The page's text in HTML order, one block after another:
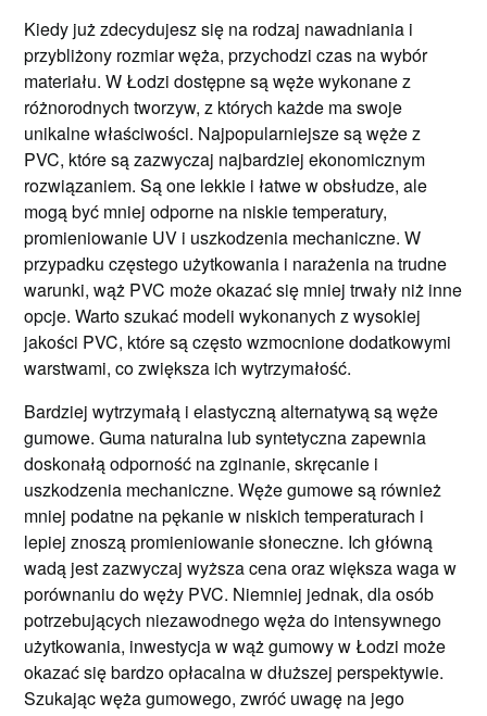
Kiedy już zdecydujesz się na rodzaj nawadniania i
przybliżony rozmiar węża, przychodzi czas na wybór
materiału. W Łodzi dostępne są węże wykonane z
różnorodnych tworzyw, z których każde ma swoje
unikalne właściwości. Najpopularniejsze są węże z
PVC, które są zazwyczaj najbardziej ekonomicznym
rozwiązaniem. Są one lekkie i łatwe w obsłudze, ale
mogą być mniej odporne na niskie temperatury,
promieniowanie UV i uszkodzenia mechaniczne. W
przypadku częstego użytkowania i narażenia na trudne
warunki, wąż PVC może okazać się mniej trwały niż inne
opcje. Warto szukać modeli wykonanych z wysokiej
jakości PVC, które są często wzmocnione dodatkowymi
warstwami, co zwiększa ich wytrzymałość.
Bardziej wytrzymałą i elastyczną alternatywą są węże
gumowe. Guma naturalna lub syntetyczna zapewnia
doskonałą odporność na zginanie, skręcanie i
uszkodzenia mechaniczne. Węże gumowe są również
mniej podatne na pękanie w niskich temperaturach i
lepiej znoszą promieniowanie słoneczne. Ich główną
wadą jest zazwyczaj wyższa cena oraz większa waga w
porównaniu do węży PVC. Niemniej jednak, dla osób
potrzebujących niezawodnego węża do intensywnego
użytkowania, inwestycja w wąż gumowy w Łodzi może
okazać się bardzo opłacalna w dłuższej perspektywie.
Szukając węża gumowego, zwróć uwagę na jego